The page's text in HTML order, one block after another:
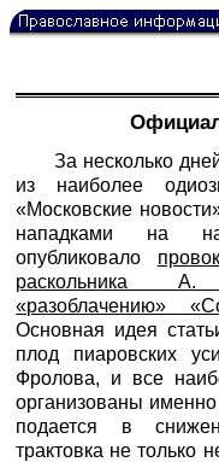
За несколько
из наиболее
«Московские
нападками на
опубликовало
раскольника А.
«разоблачению»
Основная идея
плод пиаровских
Фролова, и все
организованы
подается в
трактовка не только